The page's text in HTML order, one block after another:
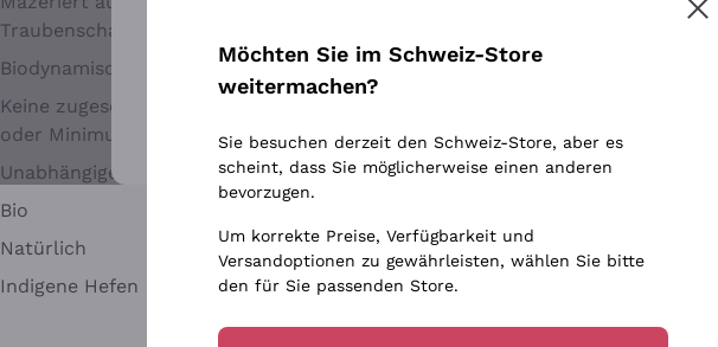
Traubenschalen
Biodynamisch
Keine zugesetzten Sulfite
oder Minimum
Unabhängige Weinbauern
Bio
Natürlich
Indigene Hefen
Biondi Santi
Argiolas
Zenato
Ca' dei Frati
Chardonnay
Weitere Informationen finden Sie in unserem Datenschutz-Bestimmungen
Möchten Sie im Schweiz-Store
weitermachen?
Sie besuchen derzeit den Schweiz-Store, aber es
scheint, dass Sie möglicherweise einen anderen
bevorzugen.
Um korrekte Preise, Verfügbarkeit und
Versandoptionen zu gewährleisten, wählen Sie bitte
den für Sie passenden Store.